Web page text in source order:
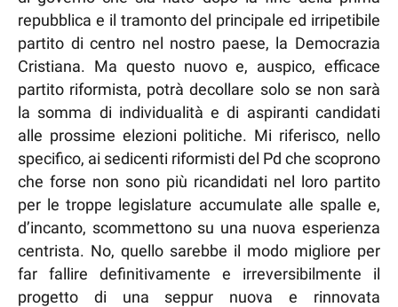
repubblica e il tramonto del principale ed irripetibile
partito di centro nel nostro paese, la Democrazia
Cristiana. Ma questo nuovo e, auspico, efficace
partito riformista, potrà decollare solo se non sarà
la somma di individualità e di aspiranti candidati
alle prossime elezioni politiche. Mi riferisco, nello
specifico, ai sedicenti riformisti del Pd che scoprono
che forse non sono più ricandidati nel loro partito
per le troppe legislature accumulate alle spalle e,
d’incanto, scommettono su una nuova esperienza
centrista. No, quello sarebbe il modo migliore per
far fallire definitivamente e irreversibilmente il
progetto di una seppur nuova e rinnovata